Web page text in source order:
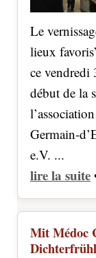
Le
lieux
ce vendredi
début de la
Germain-
e.V. ...
lire la suite
Mit Médoc